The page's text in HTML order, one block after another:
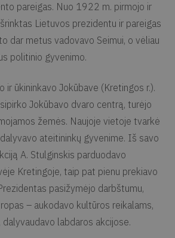
pareigas. Nuo 1922 m. pirmojo ir
Lietuvos prezidentu ir pareigas
dar metus vadovavo Seimui, o vėliau
politinio gyvenimo.
ir ūkininkavo Jokūbave (Kretingos r.).
Jokūbavo dvaro centrą, turėjo
žemės. Naujoje vietoje tvarkė
ateitininkų gyvenime. Iš savo
A. Stulginskis parduodavo
Kretingoje, taip pat pienu prekiavo
pasižymėjo darbštumu,
– aukodavo kultūros reikalams,
labdaros akcijose.